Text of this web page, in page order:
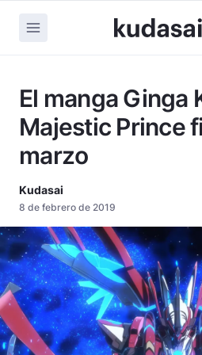
El manga Ginga
Majestic Prince
marzo
Kudasai
8 de febrero de 2019